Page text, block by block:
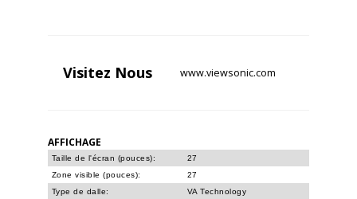
Visitez Nous www.viewsonic.com
AFFICHAGE
Taille de l'écran (pouces):
27
Zone visible (pouces):
27
Type de dalle:
VA Technology